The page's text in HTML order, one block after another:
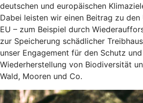
deutschen und europäischen
Dabei leisten wir einen Beitrag zu
EU – zum Beispiel durch
zur Speicherung schädlicher
unser Engagement für den Schutz
Wiederherstellung von Biodiversität
Wald, Mooren und Co.